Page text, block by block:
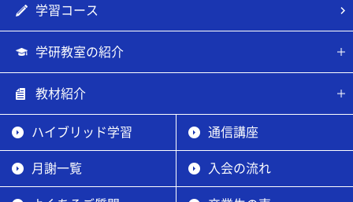
学習コース
学研教室の紹介
教材紹介
ハイブリッド学習 通信講座
月謝一覧 入会の流れ